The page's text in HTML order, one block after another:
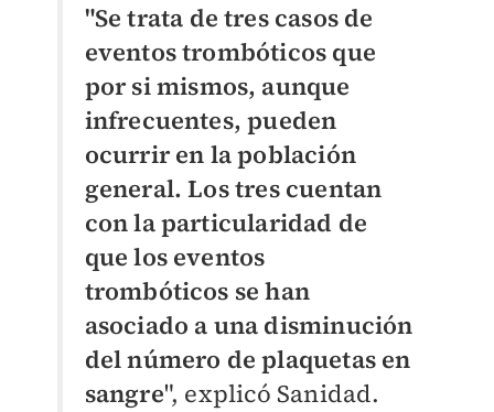
"Se trata de tres casos de
eventos trombóticos que
por si mismos, aunque
infrecuentes, pueden
ocurrir en la población
general. Los tres cuentan
con la particularidad de
que los eventos
trombóticos se han
asociado a una disminución
del número de plaquetas en
sangre", explicó Sanidad.